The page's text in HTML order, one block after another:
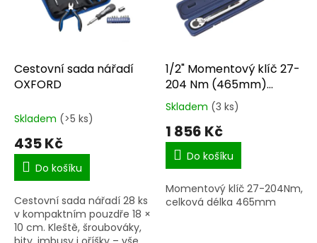
d
u
Cestovní sada nářadí
OXFORD
Skladem (>5 ks)
435 Kč
Do košíku
Cestovní sada nářadí 28 ks
v kompaktním pouzdře 18 ×
10 cm. Kleště, šroubováky,
1/2" Momentový klíč 27-
204 Nm (465mm)
AK224
Průměrné
hodnocení
produktu
5,0
5
hvězdiček.
Skladem (3 ks)
1 856 Kč
Do košíku
Momentový klíč 27-204Nm,
celková délka 465mm